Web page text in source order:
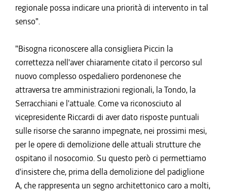
regionale possa indicare una priorità di intervento in tal
senso".
"Bisogna riconoscere alla consigliera Piccin la
correttezza nell'aver chiaramente citato il percorso sul
nuovo complesso ospedaliero pordenonese che
attraversa tre amministrazioni regionali, la Tondo, la
Serracchiani e l'attuale. Come va riconosciuto al
vicepresidente Riccardi di aver dato risposte puntuali
sulle risorse che saranno impegnate, nei prossimi mesi,
per le opere di demolizione delle attuali strutture che
ospitano il nosocomio. Su questo però ci permettiamo
d'insistere che, prima della demolizione del padiglione
A, che rappresenta un segno architettonico caro a molti,